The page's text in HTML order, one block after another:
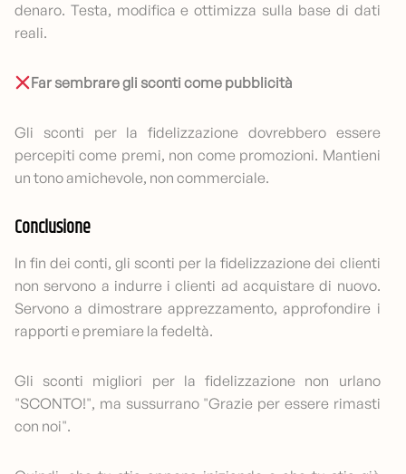
denaro. Testa, modifica e ottimizza sulla base di dati
reali.
Far sembrare gli sconti come pubblicità
Gli sconti per la fidelizzazione dovrebbero essere
percepiti come premi, non come promozioni. Mantieni
un tono amichevole, non commerciale.
Conclusione
In fin dei conti, gli sconti per la fidelizzazione dei clienti
non servono a indurre i clienti ad acquistare di nuovo.
Servono a dimostrare apprezzamento, approfondire i
rapporti e premiare la fedeltà.
Gli sconti migliori per la fidelizzazione non urlano
"SCONTO!", ma sussurrano "Grazie per essere rimasti
con noi".